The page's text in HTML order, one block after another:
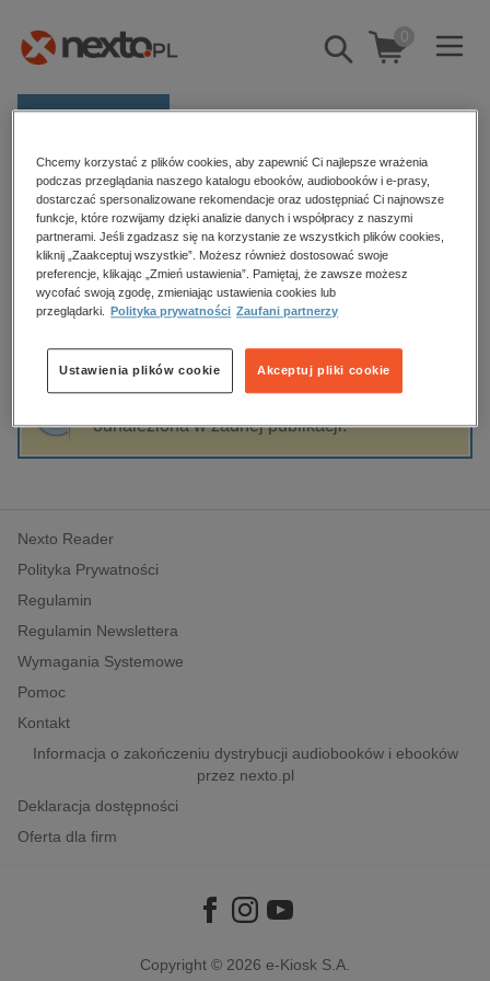
Pokaż/schowaj
wyszukiwarkę
0
E-prasa
Kategorie
Zobacz wszystkie E-prasa
budownictwo, aranżacja wnętrz
biznesowe, branżowe, gospodarka
edukacja
hobby, sport, rozrywka
komputery, internet, technologie, informatyka
polityka, społeczno-informacyjne
psychologiczne
inne
popularno-naukowe
historia
Strona główna Magdalena Orkisz
Magdalena Orkisz
Sortowanie Filtrowanie
odnaleziona w żadnej publikacji.
Nexto Reader
Polityka Prywatności
Regulamin
Regulamin Newslettera
Wymagania Systemowe
Pomoc
Kontakt
Informacja o zakończeniu dystrybucji audiobooków i ebooków
przez nexto.pl
Deklaracja dostępności
Oferta dla firm
Copyright © 2026 e-Kiosk S.A.
Chcemy korzystać z plików cookies, aby zapewnić Ci najlepsze wrażenia
podczas przeglądania naszego katalogu ebooków, audiobooków i e-prasy,
dostarczać spersonalizowane rekomendacje oraz udostępniać Ci najnowsze
funkcje, które rozwijamy dzięki analizie danych i współpracy z naszymi
partnerami. Jeśli zgadzasz się na korzystanie ze wszystkich plików cookies,
kliknij „Zaakceptuj wszystkie”. Możesz również dostosować swoje
preferencje, klikając „Zmień ustawienia”. Pamiętaj, że zawsze możesz
wycofać swoją zgodę, zmieniając ustawienia cookies lub
przeglądarki.
Polityka prywatności Zaufani partnerzy
Akceptuj pliki cookie
Ustawienia plików cookie